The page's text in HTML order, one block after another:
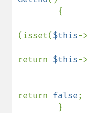
(isset($this->
return $this->
return false;